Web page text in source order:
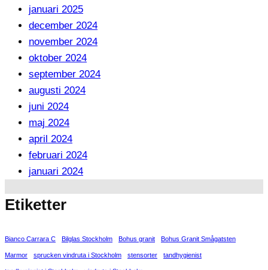
januari 2025
december 2024
november 2024
oktober 2024
september 2024
augusti 2024
juni 2024
maj 2024
april 2024
februari 2024
januari 2024
Etiketter
Bianco Carrara C Bilglas Stockholm Bohus granit Bohus Granit Smågatsten
Marmor sprucken vindruta i Stockholm stensorter tandhygienist